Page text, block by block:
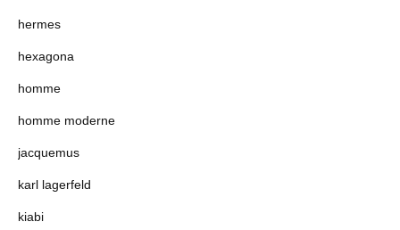
hermes
hexagona
homme
homme moderne
jacquemus
karl lagerfeld
kiabi